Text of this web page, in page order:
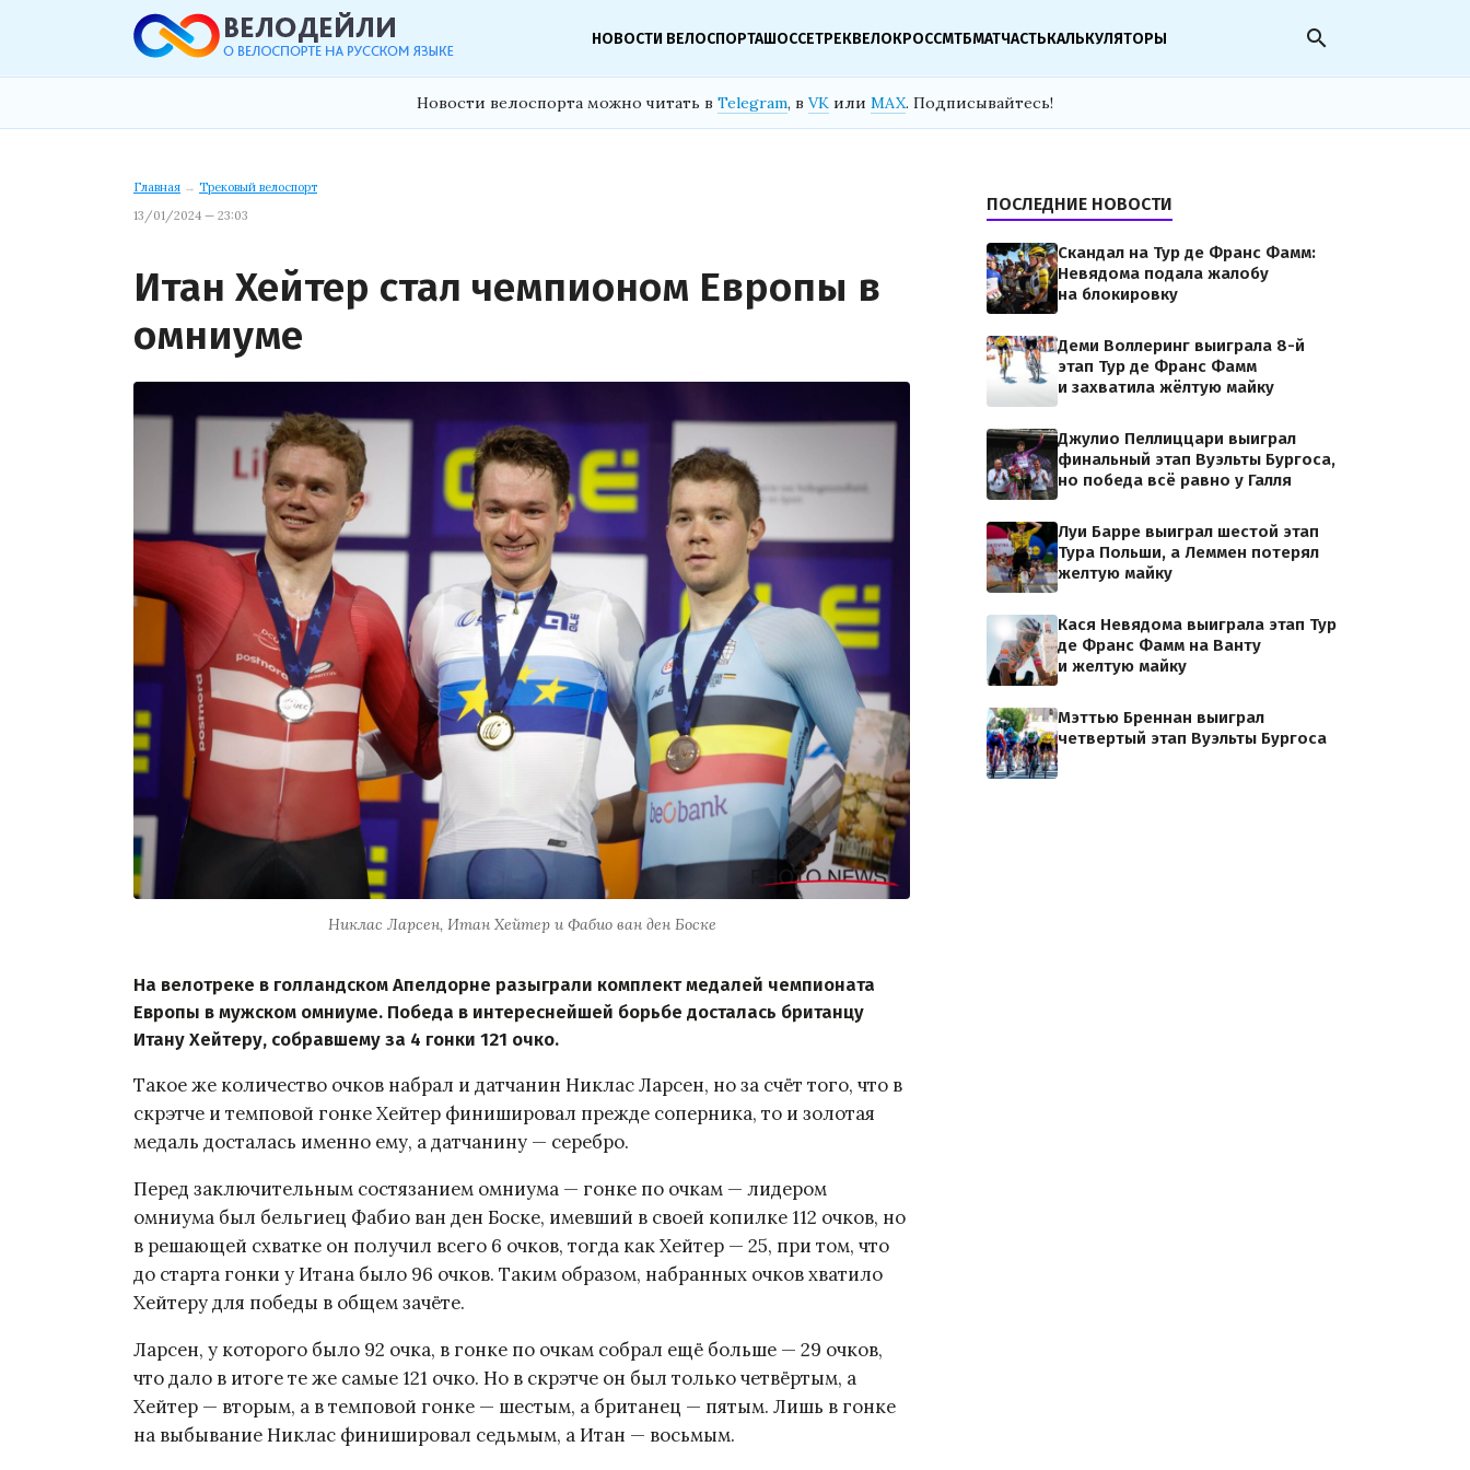
НОВОСТИ ВЕЛОСПОРТАШОССЕТРЕКВЕЛОКРОССМТБМАТЧАСТЬКАЛЬКУЛЯТОРЫ search
Новости велоспорта можно читать в Telegram, в VK или MAX. Подписывайтесь!
Главная → Трековый велоспорт
13/01/2024 — 23:03
Итан Хейтер стал чемпионом Европы в
омниуме
Никлас Ларсен, Итан Хейтер и Фабио ван ден Боске
На велотреке в голландском Апелдорне разыграли комплект медалей чемпионата
Европы в мужском омниуме. Победа в интереснейшей борьбе досталась британцу
Итану Хейтеру, собравшему за 4 гонки 121 очко.
Такое же количество очков набрал и датчанин Никлас Ларсен, но за счёт того, что в
скрэтче и темповой гонке Хейтер финишировал прежде соперника, то и золотая
медаль досталась именно ему, а датчанину — серебро.
Перед заключительным состязанием омниума — гонке по очкам — лидером
омниума был бельгиец Фабио ван ден Боске, имевший в своей копилке 112 очков, но
в решающей схватке он получил всего 6 очков, тогда как Хейтер — 25, при том, что
до старта гонки у Итана было 96 очков. Таким образом, набранных очков хватило
Хейтеру для победы в общем зачёте.
Ларсен, у которого было 92 очка, в гонке по очкам собрал ещё больше — 29 очков,
что дало в итоге те же самые 121 очко. Но в скрэтче он был только четвёртым, а
Хейтер — вторым, а в темповой гонке — шестым, а британец — пятым. Лишь в гонке
на выбывание Никлас финишировал седьмым, а Итан — восьмым.
ПОСЛЕДНИЕ НОВОСТИ
Скандал на Тур де Франс Фамм:
Невядома подала жалобу
на блокировку
Деми Воллеринг выиграла 8-й
этап Тур де Франс Фамм
и захватила жёлтую майку
Джулио Пеллиццари выиграл
финальный этап Вуэльты Бургоса,
но победа всё равно у Галля
Луи Барре выиграл шестой этап
Тура Польши, а Леммен потерял
желтую майку
Кася Невядома выиграла этап Тур
де Франс Фамм на Ванту
и желтую майку
Мэттью Бреннан выиграл
четвертый этап Вуэльты Бургоса